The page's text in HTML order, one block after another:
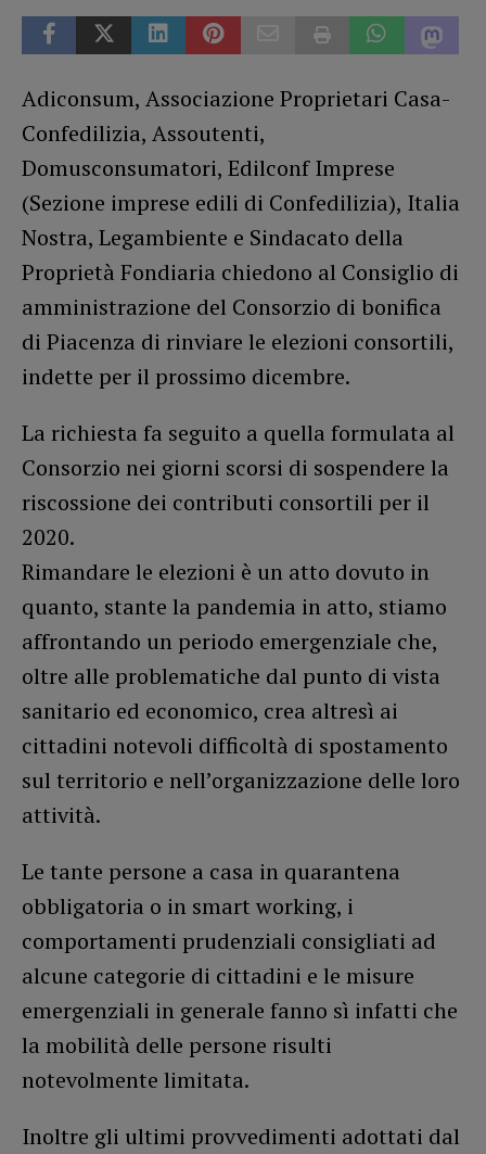
Adiconsum, Associazione Proprietari Casa-
Confedilizia, Assoutenti,
Domusconsumatori, Edilconf Imprese
(Sezione imprese edili di Confedilizia), Italia
Nostra, Legambiente e Sindacato della
Proprietà Fondiaria chiedono al Consiglio di
amministrazione del Consorzio di bonifica
di Piacenza di rinviare le elezioni consortili,
indette per il prossimo dicembre.
La richiesta fa seguito a quella formulata al
Consorzio nei giorni scorsi di sospendere la
riscossione dei contributi consortili per il
2020.
Rimandare le elezioni è un atto dovuto in
quanto, stante la pandemia in atto, stiamo
affrontando un periodo emergenziale che,
oltre alle problematiche dal punto di vista
sanitario ed economico, crea altresì ai
cittadini notevoli difficoltà di spostamento
sul territorio e nell’organizzazione delle loro
attività.
Le tante persone a casa in quarantena
obbligatoria o in smart working, i
comportamenti prudenziali consigliati ad
alcune categorie di cittadini e le misure
emergenziali in generale fanno sì infatti che
la mobilità delle persone risulti
notevolmente limitata.
Inoltre gli ultimi provvedimenti adottati dal